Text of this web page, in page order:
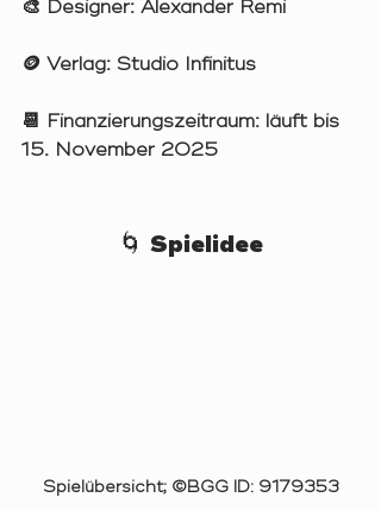
🎨 Designer: Alexander Remi
🪙 Verlag: Studio Infinitus
📆 Finanzierungszeitraum: läuft bis
15. November 2025
🌀 Spielidee
Spielübersicht; ©BGG ID: 9179353